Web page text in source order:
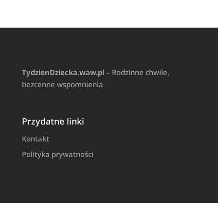
TydzienDziecka.waw.pl– Rodzinne chwile,
bezcenne wspomnienia
Przydatne linki
Kontakt
Polityka prywatności